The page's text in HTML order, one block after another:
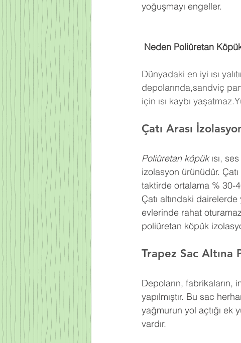
yoğuşmayı engeller.
Neden Poliüretan Köpük
Dünyadaki en iyi ısı
depolarında,sandviç
için ısı kaybı
Çatı Arası
Poliüretan köpük ısı,
izolasyon ürünüdür. Çatı
taktirde ortalama % 30-
Çatı altındaki
evlerinde rahat
poliüretan köpük
Trapez Sac Altına
Depoların, fabrikaların,
yapılmıştır. Bu sac
yağmurun yol açtığı ek
vardır.